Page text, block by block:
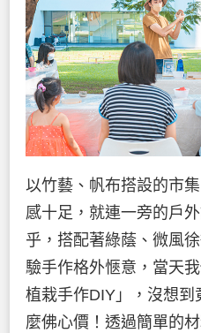
以竹藝、帆布搭設的市
感十足，就連一旁的戶
乎，搭配著綠蔭、微風
驗手作格外愜意，當天
植栽手作DIY」，沒想
麼佛心價！透過簡單的